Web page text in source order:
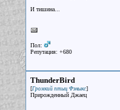
И тишина...
Пол:
Репутация: +680
ThunderBird
[Громкий птыц Фэныкс]
Прирожденный Джаец